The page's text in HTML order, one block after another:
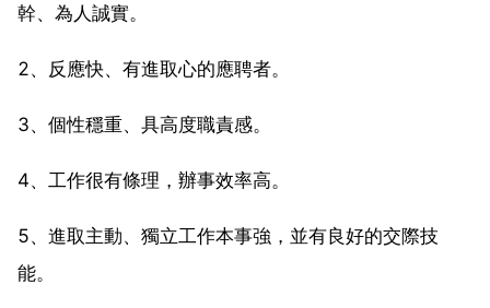
幹、為人誠實。
2、反應快、有進取心的應聘者。
3、個性穩重、具高度職責感。
4、工作很有條理，辦事效率高。
5、進取主動、獨立工作本事強，並有良好的交際技
能。